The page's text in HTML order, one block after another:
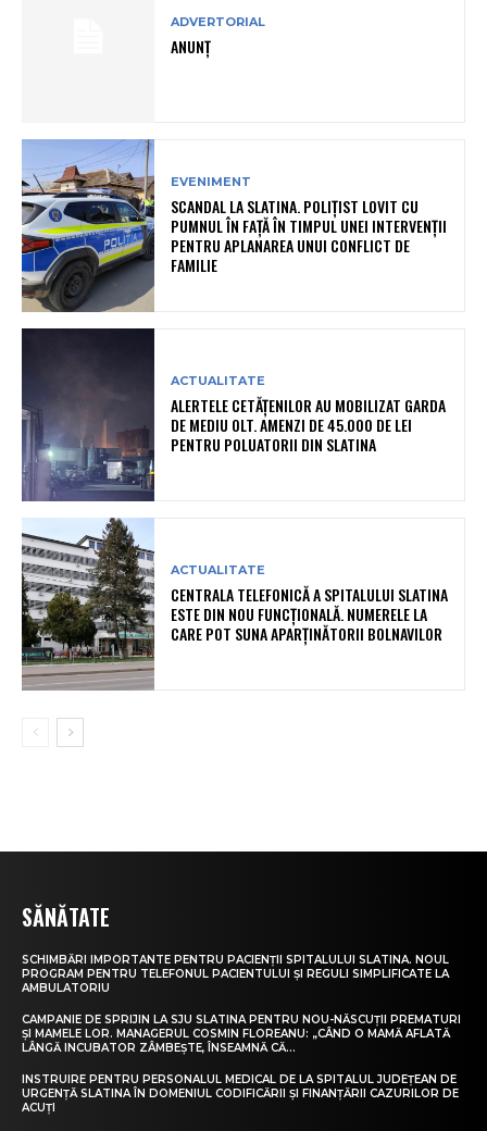
ADVERTORIAL
ANUNȚ
EVENIMENT
SCANDAL LA SLATINA. POLIȚIST LOVIT CU
PUMNUL ÎN FAȚĂ ÎN TIMPUL UNEI INTERVENȚII
PENTRU APLANAREA UNUI CONFLICT DE
FAMILIE
ACTUALITATE
ALERTELE CETĂȚENILOR AU MOBILIZAT GARDA
DE MEDIU OLT. AMENZI DE 45.000 DE LEI
PENTRU POLUATORII DIN SLATINA
ACTUALITATE
CENTRALA TELEFONICĂ A SPITALULUI SLATINA
ESTE DIN NOU FUNCȚIONALĂ. NUMERELE LA
CARE POT SUNA APARȚINĂTORII BOLNAVILOR
SĂNĂTATE
SCHIMBĂRI IMPORTANTE PENTRU PACIENȚII SPITALULUI SLATINA. NOUL
PROGRAM PENTRU TELEFONUL PACIENTULUI ȘI REGULI SIMPLIFICATE LA
AMBULATORIU
CAMPANIE DE SPRIJIN LA SJU SLATINA PENTRU NOU-NĂSCUȚII PREMATURI
ȘI MAMELE LOR. MANAGERUL COSMIN FLOREANU: „CÂND O MAMĂ AFLATĂ
LÂNGĂ INCUBATOR ZÂMBEȘTE, ÎNSEAMNĂ CĂ...
INSTRUIRE PENTRU PERSONALUL MEDICAL DE LA SPITALUL JUDEȚEAN DE
URGENȚĂ SLATINA ÎN DOMENIUL CODIFICĂRII ȘI FINANȚĂRII CAZURILOR DE
ACUȚI